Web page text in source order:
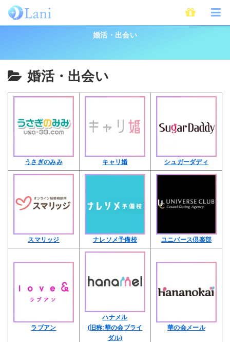
ホーム 恋愛
婚活・出会い
婚活・出会い
うさぎのみみ キャリ婚 シュガーダディ
スマリッジ ナレソメ予備校 ユニバース倶楽部
ラブアン
ハナメル
(旧称:華の会ブライ
ダル)
華の会メール